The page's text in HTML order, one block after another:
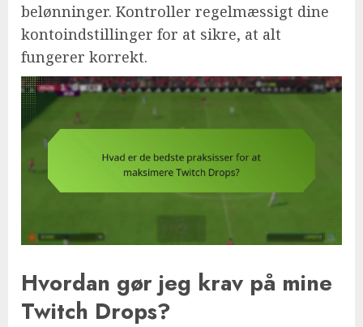
belønninger. Kontroller regelmæssigt dine
kontoindstillinger for at sikre, at alt
fungerer korrekt.
Hvordan gør jeg krav på mine
Twitch Drops?